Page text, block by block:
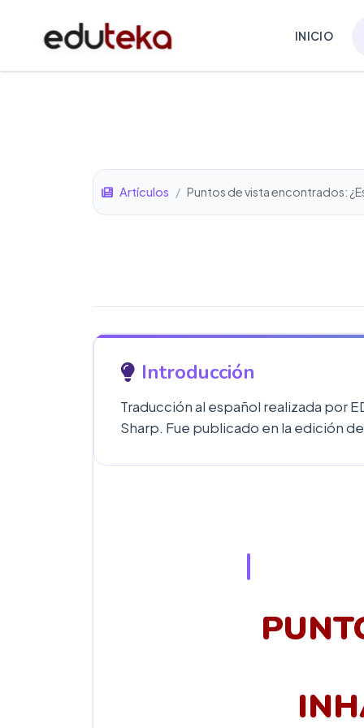
INICIO
Artículos / Puntos de vista encontrados:
Introducción
Traducción al español realizada por
Sharp. Fue publicado en la edición